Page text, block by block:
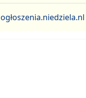
ogłoszenia.niedziela.nl